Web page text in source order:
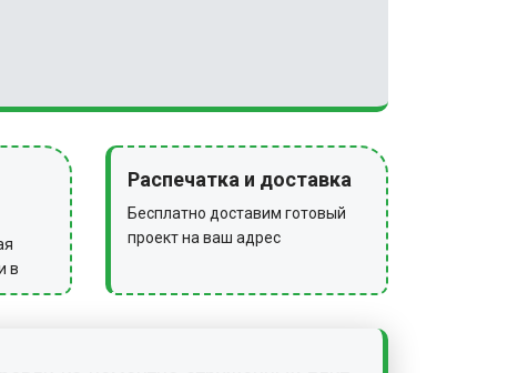
в
Распечатка и доставка
Бесплатно доставим готовый
проект на ваш адрес